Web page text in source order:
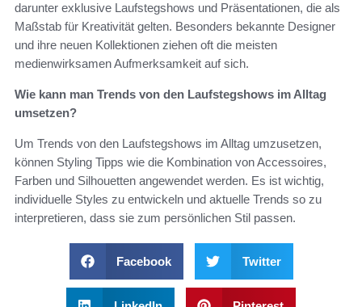
darunter exklusive Laufstegshows und Präsentationen, die als
Maßstab für Kreativität gelten. Besonders bekannte Designer
und ihre neuen Kollektionen ziehen oft die meisten
medienwirksamen Aufmerksamkeit auf sich.
Wie kann man Trends von den Laufstegshows im Alltag
umsetzen?
Um Trends von den Laufstegshows im Alltag umzusetzen,
können Styling Tipps wie die Kombination von Accessoires,
Farben und Silhouetten angewendet werden. Es ist wichtig,
individuelle Styles zu entwickeln und aktuelle Trends so zu
interpretieren, dass sie zum persönlichen Stil passen.
Facebook Twitter